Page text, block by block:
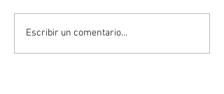
Escribir un comentario...